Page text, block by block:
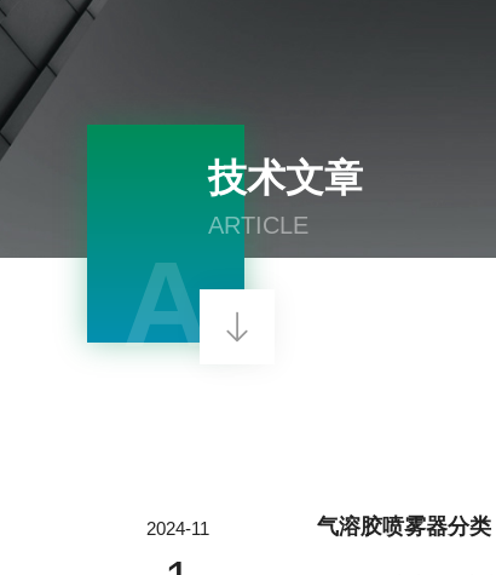
技术文章
ARTICLE
A
2024-11 气溶胶喷雾器分类